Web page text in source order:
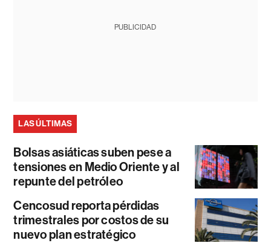
PUBLICIDAD
LAS ÚLTIMAS
Bolsas asiáticas suben pese a
tensiones en Medio Oriente y al
repunte del petróleo
Cencosud reporta pérdidas
trimestrales por costos de su
nuevo plan estratégico